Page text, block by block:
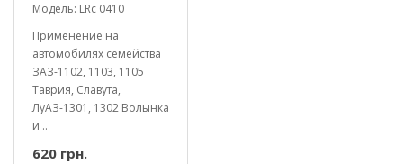
Модель: LRc 0410
Применение на
автомобилях семейства
ЗАЗ-1102, 1103, 1105
Таврия, Славута,
ЛуАЗ-1301, 1302 Волынка
и ..
620 грн.